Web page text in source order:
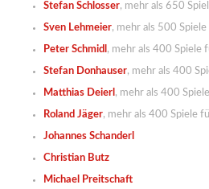
Stefan Schlosser, mehr als 650
Sven Lehmeier, mehr als 500
Peter Schmidl , mehr als 400 Spiele
Stefan Donhauser, mehr als 400
Matthias Deierl , mehr als 400
Roland Jäger, mehr als 400 Spiele
Johannes Schanderl
Christian Butz
Michael Preitschaft